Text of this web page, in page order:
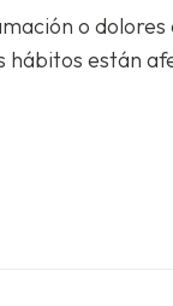
Dorado
con
o
hábitos están